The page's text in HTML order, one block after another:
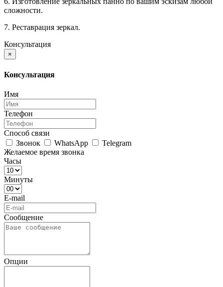
сложности.
7. Реставрация зеркал.
Консультация
×
Консультация
Имя
Телефон
Способ связи
Звонок
WhatsApp
Telegram
Желаемое время звонка
Часы
Минуты
E-mail
Сообщение
Опции